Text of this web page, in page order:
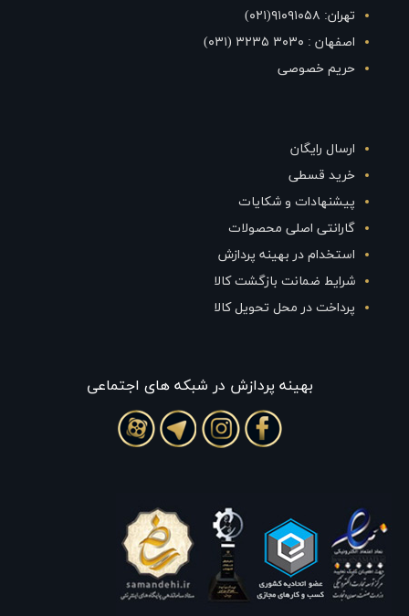
تهران: ۹۱۰۹۱۰۵۸(۰۲۱)
اصفهان : ۳۰۳۰ ۳۲۳۵ (۰۳۱)
حریم خصوصی
ارسال رایگان
خرید قسطی
پیشنهادات و شکایات
گارانتی اصلی محصولات
استخدام در بهینه پردازش
شرایط ضمانت بازگشت کالا
پرداخت در محل تحویل کالا
بهينه پردازش در شبکه های اجتماعی